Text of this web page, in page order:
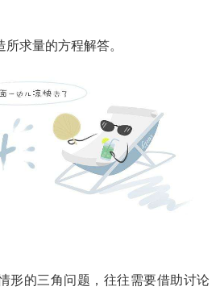
求量的方程解答。
形的三角问题，往往需要借助讨论